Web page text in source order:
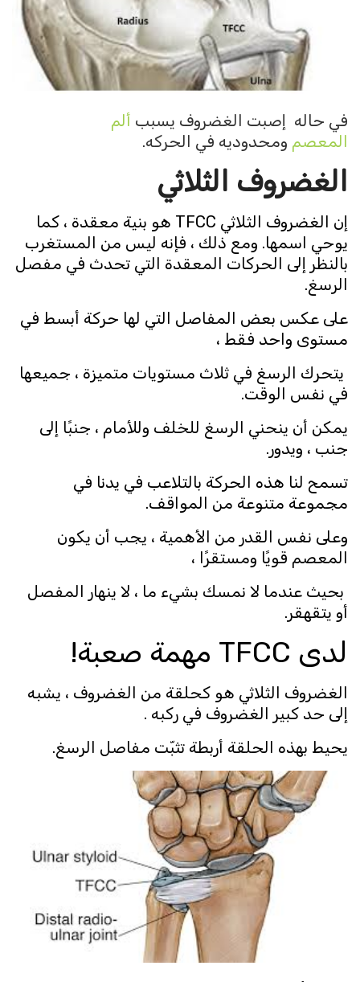
في حاله إصبت الغضروف يسببألم
المعصمومحدوديه في الحركه.
الغضروف الثلاثي
إن الغضروف الثلاثي TFCC هو بنية معقدة ، كما
يوحي اسمها. ومع ذلك ، فإنه ليس من المستغرب
بالنظر إلى الحركات المعقدة التي تحدث في مفصل
الرسغ.
على عكس بعض المفاصل التي لها حركة أبسط في
مستوى واحد فقط ،
يتحرك الرسغ في ثلاث مستويات متميزة ، جميعها
في نفس الوقت.
يمكن أن ينحني الرسغ للخلف وللأمام ، جنبًا إلى
جنب ، ويدور.
تسمح لنا هذه الحركة بالتلاعب في يدنا في
مجموعة متنوعة من المواقف.
وعلى نفس القدر من الأهمية ، يجب أن يكون
المعصم قويًا ومستقرًا ،
بحيث عندما لا نمسك بشيء ما ، لا ينهار المفصل
أو يتقهقر.
لدى TFCC مهمة صعبة!
الغضروف الثلاثي هو كحلقة من الغضروف ، يشبه
إلى حد كبير الغضروف في ركبه .
يحيط بهذه الحلقة أربطة تثبّت مفاصل الرسغ.